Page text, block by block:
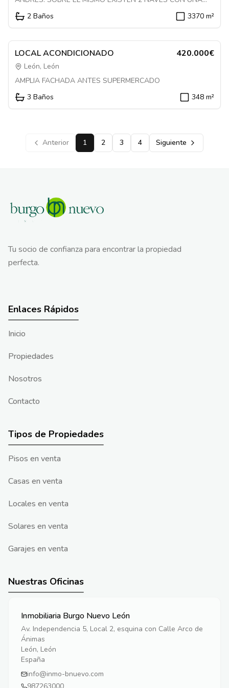
SUPERFICIE CONSTRUIDA TOTAL APROXIMADA DE 3.370
M2. LA NAVE DESTINADA A ALMACÉN SE ENCUENTRA
ABIERTA POR TODOS SUS LADOS. LA OTRA ES DE
PLANTA DIAFANA, CON UNA ZONA DE BAÑOS Y OFICINAS.
2 Baños 3370 m²
Local En Venta
LOCAL ACONDICIONADO 420.000€
León, León
AMPLIA FACHADA ANTES SUPERMERCADO
3 Baños 348 m²
Anterior 1 2 3 4 Siguiente
Tu socio de confianza para encontrar la propiedad
perfecta.
Enlaces Rápidos
Inicio
Propiedades
Nosotros
Contacto
Tipos de Propiedades
Pisos en venta
Casas en venta
Locales en venta
Solares en venta
Garajes en venta
Nuestras Oficinas
Inmobiliaria Burgo Nuevo León
Av. Independencia 5, Local 2, esquina con Calle Arco de
Ánimas
León, León
España
info@inmo-bnuevo.com